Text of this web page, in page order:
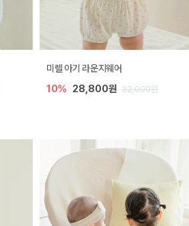
미렐 아기 라운지웨어
10% 28,800원 32,000원